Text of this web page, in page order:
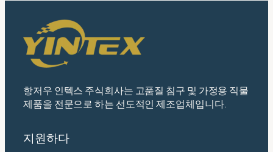
항저우 인텍스 주식회사는 고품질 침구 및 가정용 직물
제품을 전문으로 하는 선도적인 제조업체입니다.
지원하다